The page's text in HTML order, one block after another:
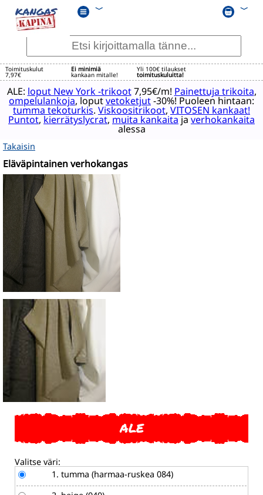
﹀ ﹀
Toimituskulut
7,97€
Ei minimiä
kankaan mitalle!
Yli 100€ tilaukset
toimituskuluitta!
ALE: loput New York -trikoot7,95€/m! Painettuja trikoita,
ompelulankoja, loputvetoketjut-30%! Puoleen hintaan:
tumma tekoturkis. Viskoositrikoot, VITOSEN kankaat!
Puntot,kierrätyslycrat,muita kankaitajaverhokankaita
alessa
Takaisin
Eläväpintainen verhokangas
ALE
Valitse väri:
1. tumma (harmaa-ruskea 084)